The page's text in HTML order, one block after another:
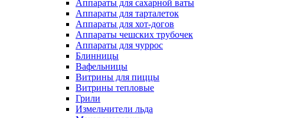
Аппараты для сахарной ваты
Аппараты для тарталеток
Аппараты для хот-догов
Аппараты чешских трубочек
Аппараты для чуррос
Блинницы
Вафельницы
Витрины для пиццы
Витрины тепловые
Грили
Измельчители льда